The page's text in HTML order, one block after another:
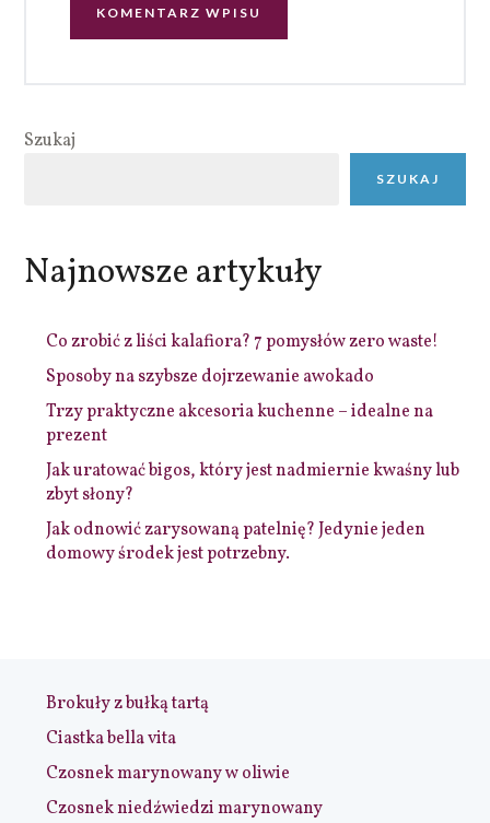
Szukaj
SZUKAJ
Najnowsze artykuły
Co zrobić z liści kalafiora? 7 pomysłów zero waste!
Sposoby na szybsze dojrzewanie awokado
Trzy praktyczne akcesoria kuchenne – idealne na
prezent
Jak uratować bigos, który jest nadmiernie kwaśny lub
zbyt słony?
Jak odnowić zarysowaną patelnię? Jedynie jeden
domowy środek jest potrzebny.
Brokuły z bułką tartą
Ciastka bella vita
Czosnek marynowany w oliwie
Czosnek niedźwiedzi marynowany